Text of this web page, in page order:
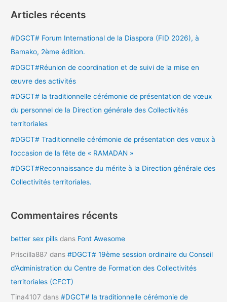
h
r
:
Articles récents
#DGCT# Forum International de la Diaspora (FID 2026), à
Bamako, 2ème édition.
#DGCT#Réunion de coordination et de suivi de la mise en
œuvre des activités
#DGCT# la traditionnelle cérémonie de présentation de vœux
du personnel de la Direction générale des Collectivités
territoriales
#DGCT# Traditionnelle cérémonie de présentation des vœux à
l’occasion de la fête de « RAMADAN »
#DGCT#Reconnaissance du mérite à la Direction générale des
Collectivités territoriales.
Commentaires récents
better sex pills dans Font Awesome
Priscilla887 dans#DGCT# 19ème session ordinaire du Conseil
d’Administration du Centre de Formation des Collectivités
territoriales (CFCT)
Tina4107 dans#DGCT# la traditionnelle cérémonie de